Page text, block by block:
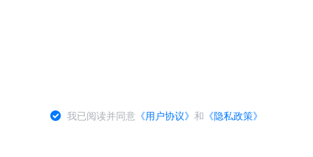
我已阅读并同意 《用户协议》和 《隐私政策》